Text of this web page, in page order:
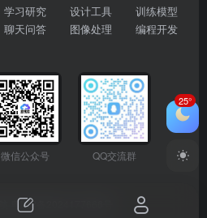
学习研究
聊天问答
设计工具
图像处理
训练模型
编程开发
微信公众号 QQ交流群
粤ICP备2024177666号
25°